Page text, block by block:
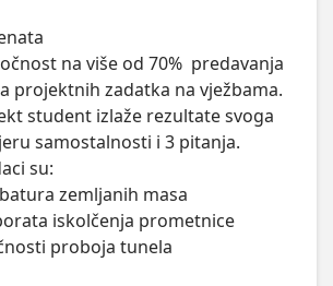
na više od 70%  predavanja
projektnih zadatka na vježbama.
student izlaže rezultate svoga
samostalnosti i 3 pitanja.
su:
zemljanih masa
iskolčenja prometnice
proboja tunela